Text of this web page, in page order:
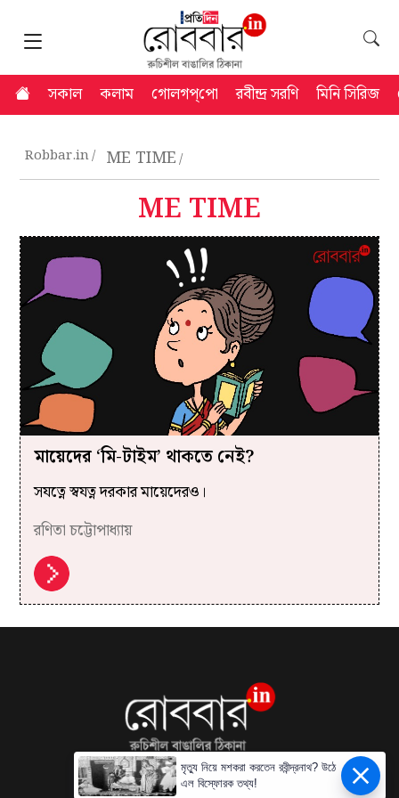
সকাল কলাম গোলগপ্‌পো রবীন্দ্র সরণি মিনি সিরিজ
Robbar.in ME TIME
ME TIME
মায়েদের ‘মি-টাইম’ থাকতে নেই?
সযত্নে স্বযত্ন দরকার মায়েদেরও।
রণিতা চট্টোপাধ্যায়
মৃত্যু নিয়ে মশকরা করতেন রবীন্দ্রনাথ? উঠে
এল বিস্ফোরক তথ্য!